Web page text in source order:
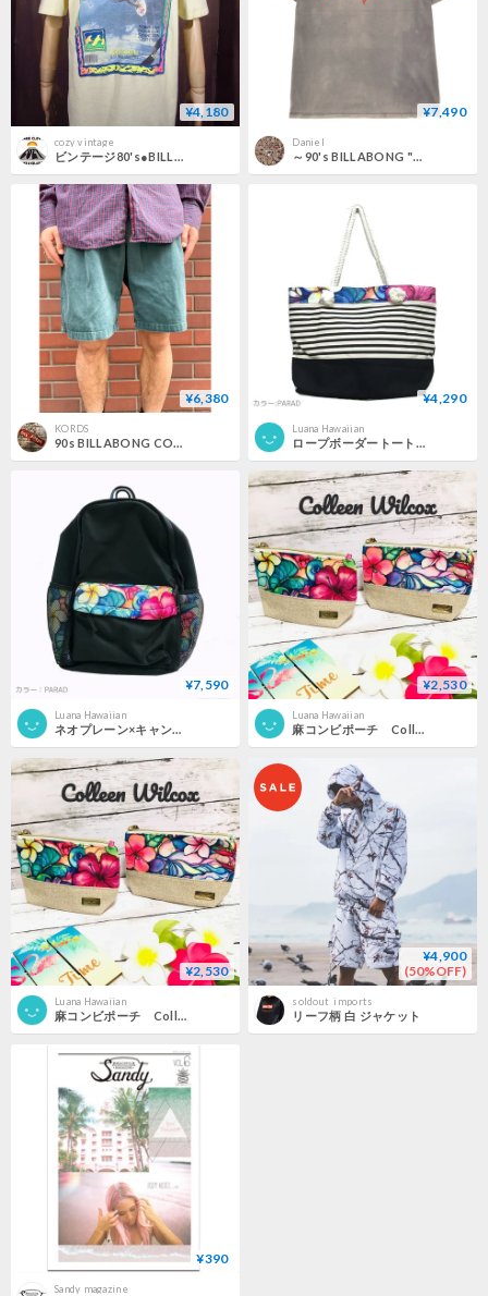
¥4,180
cozy vintage
ビンテージ80's●BILLABONG サーフプリントTシャツ黄 L●210814j3-m-tsh-ot ビラボントップスイエロー古着米国製
¥7,490
Daniel
～90's BILLABONG "BAD BILLYS" 両面 プリント Tシャツ XLサイズ USA製
¥6,380
KORDS
90s BILLABONG COTTON SHORTS MADE IN USA 🇺🇸 Size W34
¥4,290
Luana Hawaiian
ロープボーダートートバッグ Colleen Wilcox
¥7,590
Luana Hawaiian
ネオプレーン×キャンバスリュック Colleen Wilcox
¥2,530
Luana Hawaiian
麻コンビポーチ Colleen Wilcox
¥2,530
Luana Hawaiian
麻コンビポーチ Colleen Wilcox
¥4,900
(50%OFF)
soldout_imports
リーフ柄 白 ジャケット
¥390
Sandy magazine